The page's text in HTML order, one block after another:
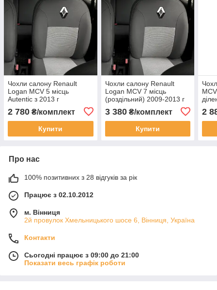
Чохли салону Renault
Logan MCV 5 місць
Autentic з 2013 г
2 780 ₴/комплект
Купити
Чохли салону Renault
Logan MCV 7 місць
(роздільний) 2009-2013 г
3 380₴/комплект
Купити
2
Про нас
100% позитивних з 28 відгуків за рік
Працює з 02.10.2012
м. Вінниця
2й провулок Хмельницького шосе 6, Вінниця, Україна
Контакти
Сьогодні працює з 09:00 до 21:00
Показати весь графік роботи